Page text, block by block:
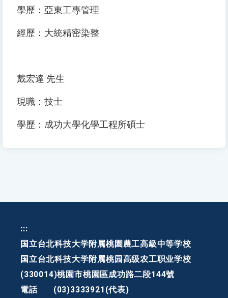
學歷：亞東工專管理
經歷：大統精密染整
戴宏達 先生
現職：技士
學歷：成功大學化學工程所碩士
:::
国立台北科技大学附属桃園農工高級中等学校
国立台北科技大学附属桃园高级农工职业学校
(330014)桃園市桃園區成功路二段144號
電話
(03)3333921(代表)